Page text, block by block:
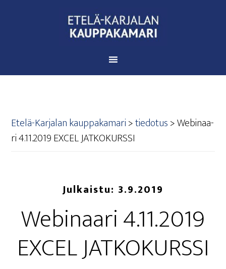
Etelä-Karjalan kauppakamari>tiedotus>Webi­naa­
ri 4.11.2019 EXCEL JATKOKURSSI
Julkaistu: 3.9.2019
Webi­naa­ri 4.11.2019
EXCEL JATKOKURSSI